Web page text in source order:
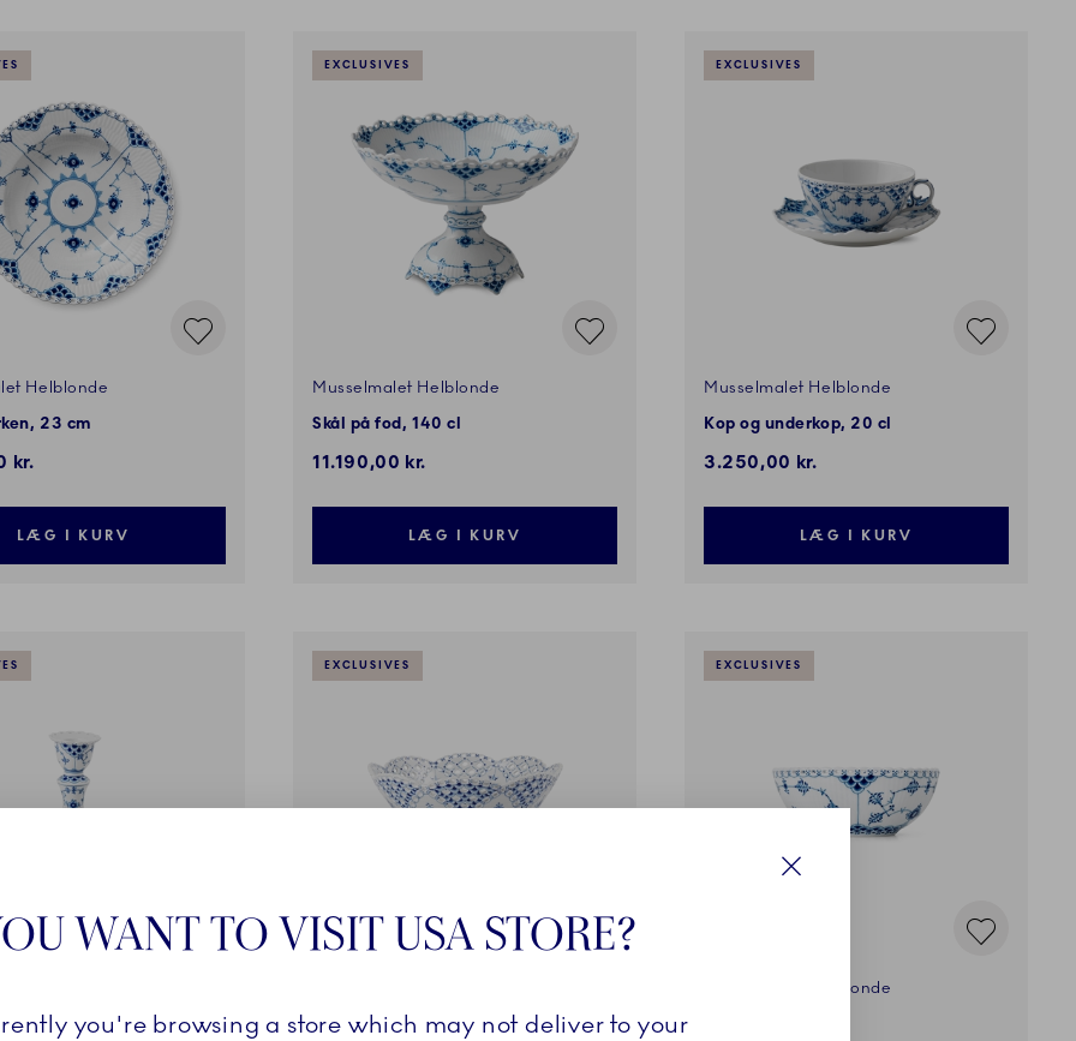
Helblonde
23 cm
kr.
LÆG I KURV
EXCLUSIVES
Musselmalet Helblonde
Skål på fod, 140 cl
11.190,00 kr.
LÆG I KURV
EXCLUSIVES
Musselmalet Helblonde
Kop og underkop, 20 cl
3.250,00 kr.
LÆG I KURV
13,5 cm
EXCLUSIVES
Frugtkurv, 23 cm
EXCLUSIVES
Musselmalet Helblonde
WANT TO VISIT USA STORE?
you're browsing a store which may not deliver to your